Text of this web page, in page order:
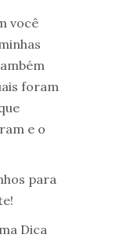
você
foram
e o
para
Dica